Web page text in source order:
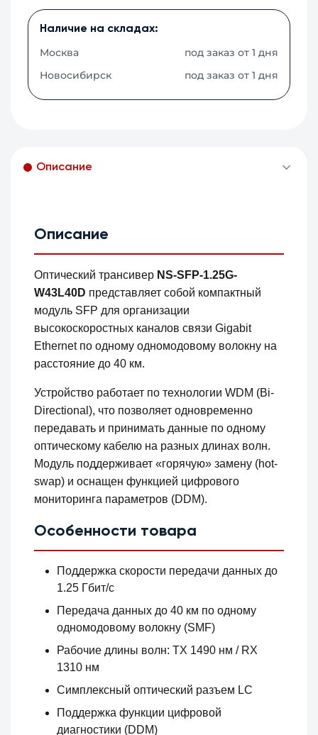
Наличие на складах:
Москва
под заказ от 1 дня
Новосибирск
под заказ от 1 дня
Описание
Описание
Оптический трансивер NS-SFP-1.25G-
W43L40D представляет собой компактный
модуль SFP для организации
высокоскоростных каналов связи Gigabit
Ethernet по одному одномодовому волокну на
расстояние до 40 км.
Устройство работает по технологии WDM (Bi-
Directional), что позволяет одновременно
передавать и принимать данные по одному
оптическому кабелю на разных длинах волн.
Модуль поддерживает «горячую» замену (hot-
swap) и оснащен функцией цифрового
мониторинга параметров (DDM).
Особенности товара
Поддержка скорости передачи данных до
1.25 Гбит/с
Передача данных до 40 км по одному
одномодовому волокну (SMF)
Рабочие длины волн: TX 1490 нм / RX
1310 нм
Симплексный оптический разъем LC
Поддержка функции цифровой
диагностики (DDM)